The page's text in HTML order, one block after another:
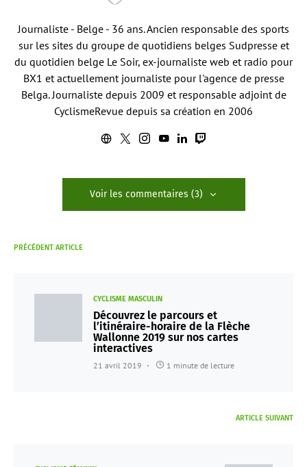
Journaliste - Belge - 36 ans. Ancien responsable des sports
sur les sites du groupe de quotidiens belges Sudpresse et
du quotidien belge Le Soir, ex-journaliste web et radio pour
BX1 et actuellement journaliste pour l'agence de presse
Belga. Journaliste depuis 2009 et responsable adjoint de
CyclismeRevue depuis sa création en 2006
Voir les commentaires (3)
PRÉCÉDENT ARTICLE
CYCLISME MASCULIN
Découvrez le parcours et
l’itinéraire-horaire de la Flèche
Wallonne 2019 sur nos cartes
interactives
21 avril 2019 1 minute de lecture
ARTICLE SUIVANT